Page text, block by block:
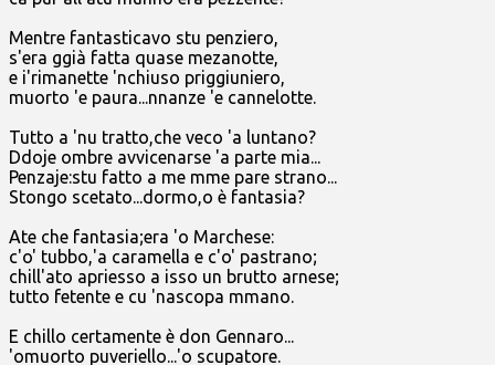
Mentre fantasticavo stu penziero,
s'era ggià fatta quase mezanotte,
e i'rimanette 'nchiuso priggiuniero,
muorto 'e paura...nnanze 'e cannelotte.
Tutto a 'nu tratto,che veco 'a luntano?
Ddoje ombre avvicenarse 'a parte mia...
Penzaje:stu fatto a me mme pare strano...
Stongo scetato...dormo,o è fantasia?
Ate che fantasia;era 'o Marchese:
c'o' tubbo,'a caramella e c'o' pastrano;
chill'ato apriesso a isso un brutto arnese;
tutto fetente e cu 'nascopa mmano.
E chillo certamente è don Gennaro...
'omuorto puveriello...'o scupatore.